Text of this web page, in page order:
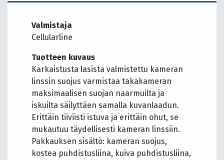
Valmistaja
Cellularline
Tuotteen kuvaus
Karkaistusta lasista valmistettu kameran
linssin suojus varmistaa takakameran
maksimaalisen suojan naarmuilta ja
iskuilta säilyttäen samalla kuvanlaadun.
Erittäin tiiviisti istuva ja erittäin ohut, se
mukautuu täydellisesti kameran linssiin.
Pakkauksen sisältö: kameran suojus,
kostea puhdistusliina, kuiva puhdistusliina,